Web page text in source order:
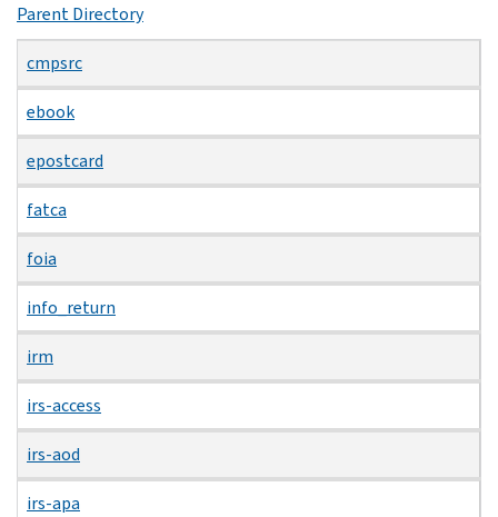
Parent Directory
cmpsrc
ebook
epostcard
fatca
foia
info_return
irm
irs-access
irs-aod
irs-apa